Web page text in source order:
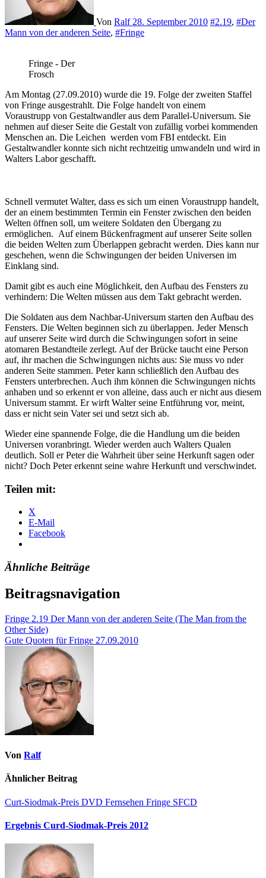
Von Ralf 28. September 2010 #2.19, #Der
Mann von der anderen Seite, #Fringe
Fringe - Der
Frosch
Am Montag (27.09.2010) wurde die 19. Folge der zweiten Staffel
von Fringe ausgestrahlt. Die Folge handelt von einem
Voraustrupp von Gestaltwandler aus dem Parallel-Universum. Sie
nehmen auf dieser Seite die Gestalt von zufällig vorbei kommenden
Menschen an. Die Leichen werden vom FBI entdeckt. Ein
Gestaltwandler konnte sich nicht rechtzeitig umwandeln und wird in
Walters Labor geschafft.
Schnell vermutet Walter, dass es sich um einen Voraustrupp handelt,
der an einem bestimmten Termin ein Fenster zwischen den beiden
Welten öffnen soll, um weitere Soldaten den Übergang zu
ermöglichen. Auf einem Bückenfragment auf unserer Seite sollen
die beiden Welten zum Überlappen gebracht werden. Dies kann nur
geschehen, wenn die Schwingungen der beiden Universen im
Einklang sind.
Damit gibt es auch eine Möglichkeit, den Aufbau des Fensters zu
verhindern: Die Welten müssen aus dem Takt gebracht werden.
Die Soldaten aus dem Nachbar-Universum starten den Aufbau des
Fensters. Die Welten beginnen sich zu überlappen. Jeder Mensch
auf unserer Seite wird durch die Schwingungen sofort in seine
atomaren Bestandteile zerlegt. Auf der Brücke taucht eine Person
auf, ihr machen die Schwingungen nichts aus: Sie muss vo nder
anderen Seite stammen. Peter kann schließlich den Aufbau des
Fensters unterbrechen. Auch ihm können die Schwingungen nichts
anhaben und so erkennt er von alleine, dass auch er nicht aus diesem
Universum stammt. Er wirft Walter seine Entführung vor, meint,
dass er nicht sein Vater sei und setzt sich ab.
Wieder eine spannende Folge, die die Handlung um die beiden
Universen voranbringt. Wieder werden auch Walters Qualen
deutlich. Soll er Peter die Wahrheit über seine Herkunft sagen oder
nicht? Doch Peter erkennt seine wahre Herkunft und verschwindet.
Teilen mit:
X
E-Mail
Facebook
Ähnliche Beiträge
Beitragsnavigation
Fringe 2.19 Der Mann von der anderen Seite (The Man from the
Other Side)
Gute Quoten für Fringe 27.09.2010
Von Ralf
Ähnlicher Beitrag
Curt-Siodmak-Preis DVD Fernsehen Fringe SFCD
Ergebnis Curd-Siodmak-Preis 2012